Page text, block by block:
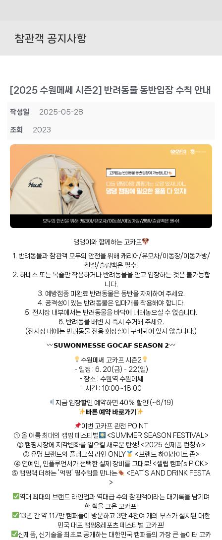
content참관객 공지사항
[2025 수원메쎄 시즌2] 반려동물 동반입장 수칙 안내
작성일 2025-05-28
조회 2023
댕댕이와 함께하는 고카프
1. 반려동물과 참관객 모두의 안전을 위해 캐리어/유모차/이동장/이동가방/
켄넬/슬링백은 필수!
2. 하네스 또는 목줄만 착용하거나 반려동물을 안고 입장하는 것은 불가능합
니다.
3. 예방접종 미완료 반려동물은 동반을 자제하여 주세요.
4. 공격성이 있는 반려동물은 입마개를 착용해야 합니다.
5. 전시장 내부에서는 반려동물을 바닥에 내려놓으실 수 없습니다.
6. 반려동물 배변 시 즉시 수거해 주세요.
(전시장 내에는 반려동물 전용 화장실이 구비되어 있지 않습니다.)
𝗦𝗨𝗪𝗢𝗡𝗠𝗘𝗦𝗦𝗘 𝗚𝗢𝗖𝗔𝗙 𝗦𝗘𝗔𝗦𝗢𝗡 𝟮
수원메쎄 고카프 시즌2
- 일정 : 6. 20(금) - 22(일)
- 장소 : 수원역 수원메쎄
- 시간 : 10:00~18:00
지금 입장할인 예약하면 40% 할인!(~6/19)
빠른 예약 바로가기
이번 고카프 관전 POINT
① 올 여름 최대의 캠핑 페스티벌
<SUMMER SEASON FESTIVAL>
② 캠핑시장에 지각변화를 일으킬 새로운 탄생! <2025 신제품 런칭쇼>
③ 유명 브랜드의 플래그십 라인 ONLY
<브랜드 하이라이트 존>
④ 연예인, 인플루언서가 선택한 실제 장비를 그대로! <셀럽 캠퍼's PICK>
⑤ 캠핑력 더하는 ‘먹핑’ 필수템을 만나는
<EAT‘S AND DRINK FESTA
>
역대 최대의 브랜드 라인업과 역대급 수의 참관객이라는 대기록을 남기며
한 획을 그은 고카프!
13년 간 약 117만 캠퍼들이 방문하고 3만 4천여 개의 부스가 설치된 대한
민국 대표 캠핑&레포츠 페스티벌 고카프!
신제품, 신기술을 최초로 공개하는 대한민국 캠퍼들의 가장 큰 놀이터 고카